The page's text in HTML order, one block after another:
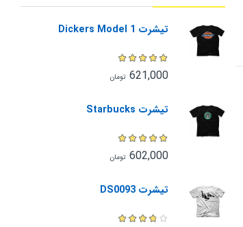
تیشرت Dickers Model 1
621,000 تومان
تیشرت Starbucks
602,000 تومان
تیشرت DS0093